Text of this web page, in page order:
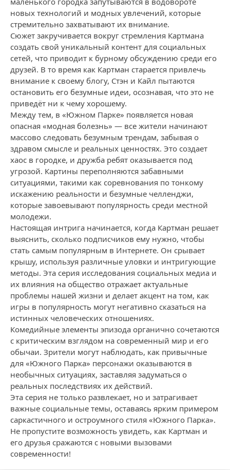
новых технологий и модных увлечений, которые
стремительно захватывают их внимание.
Сюжет закручивается вокруг стремления Картмана
создать свой уникальный контент для социальных
сетей, что приводит к бурному обсуждению среди его
друзей. В то время как Картман старается привлечь
внимание к своему блогу, Стэн и Кайл пытаются
остановить его безумные идеи, осознавая, что это не
приведёт ни к чему хорошему.
Между тем, в «Южном Парке» появляется новая
опасная «модная болезнь» — все жители начинают
массово следовать безумным трендам, забывая о
здравом смысле и реальных ценностях. Это создает
хаос в городке, и дружба ребят оказывается под
угрозой. Картины переполняются забавными
ситуациями, такими как соревнования по тонкому
искажению реальности и безумные челленджи,
которые завоевывают популярность среди местной
молодежи.
Настоящая интрига начинается, когда Картман решает
выяснить, сколько подписчиков ему нужно, чтобы
стать самым популярным в Интернете. Он срывает
крышу, используя различные уловки и интригующие
методы. Эта серия исследования социальных медиа и
их влияния на общество отражает актуальные
проблемы нашей жизни и делает акцент на том, как
игры в популярность могут негативно сказаться на
истинных человеческих отношениях.
Комедийные элементы эпизода органично сочетаются
с критическим взглядом на современный мир и его
обычаи. Зрители могут наблюдать, как привычные
для «Южного Парка» персонажи оказываются в
необычных ситуациях, заставляя задуматься о
реальных последствиях их действий.
Эта серия не только развлекает, но и затрагивает
важные социальные темы, оставаясь ярким примером
саркастичного и остроумного стиля «Южного Парка».
Не пропустите возможность увидеть, как Картман и
его друзья сражаются с новыми вызовами
современности!